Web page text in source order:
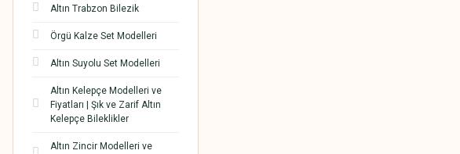
Altın Trabzon Bilezik
Örgü Kalze Set Modelleri
Altın Suyolu Set Modelleri
Altın Kelepçe Modelleri ve
Fiyatları | Şık ve Zarif Altın
Kelepçe Bileklikler
Altın Zincir Modelleri ve